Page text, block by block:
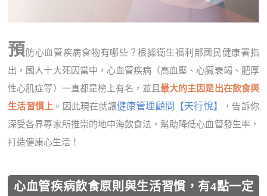
預 防心血管疾病食物有哪些？根據衛生福利部國民健康署指
出，國人十大死因當中，心血管疾病（高血壓、心臟衰竭、肥厚
性心肌症等）一直都是榜上有名，並且最大的主因是出在飲食與
生活習慣上 。因此現在就讓健康管理顧問【天行悅】
，告訴你
深受各界專家所推崇的地中海飲食法，幫助降低心血管發生率，
打造健康心生活！
心血管疾病飲食原則與生活習慣，有4點一定